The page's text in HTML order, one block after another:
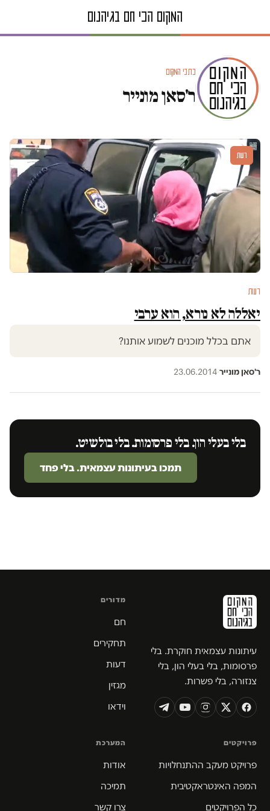
כתבי המקום
ר'סאן מונייר
דעות
דעות
יאללה לא נורא, הוא ערבי
אתם בכלל מוכנים לשמוע אותנו?
ר'סאן מונייר·
23.06.2014
בלי בעלי הון. בלי פרסומות. בלי בולשיט.
תמכו בעיתונות עצמאית. בלי פחד
עיתונות עצמאית חוקרת. בלי
פרסומות, בלי בעלי הון, בלי
צנזורה, בלי פשרות.
מדורים
חם
תחקירים
דעות
מגזין
וידאו
פרויקטים
פרויקט מעקב ההתנחלויות
המפה האינטראקטיבית
כל הפרויקטים
המערכת
אודות
תמיכה
צרו קשר